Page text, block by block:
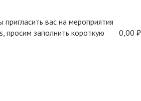
пригласить вас на мероприятия
просим заполнить короткую
0,00 ₽